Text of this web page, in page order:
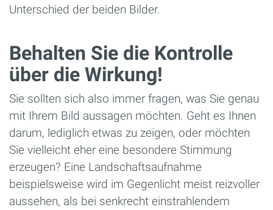
Unterschied der beiden Bilder.
Behalten Sie die Kontrolle
über die Wirkung!
Sie sollten sich also immer fragen, was Sie genau
mit Ihrem Bild aussagen möchten. Geht es Ihnen
darum, lediglich etwas zu zeigen, oder möchten
Sie vielleicht eher eine besondere Stimmung
erzeugen? Eine Landschaftsaufnahme
beispielsweise wird im Gegenlicht meist reizvoller
aussehen, als bei senkrecht einstrahlendem